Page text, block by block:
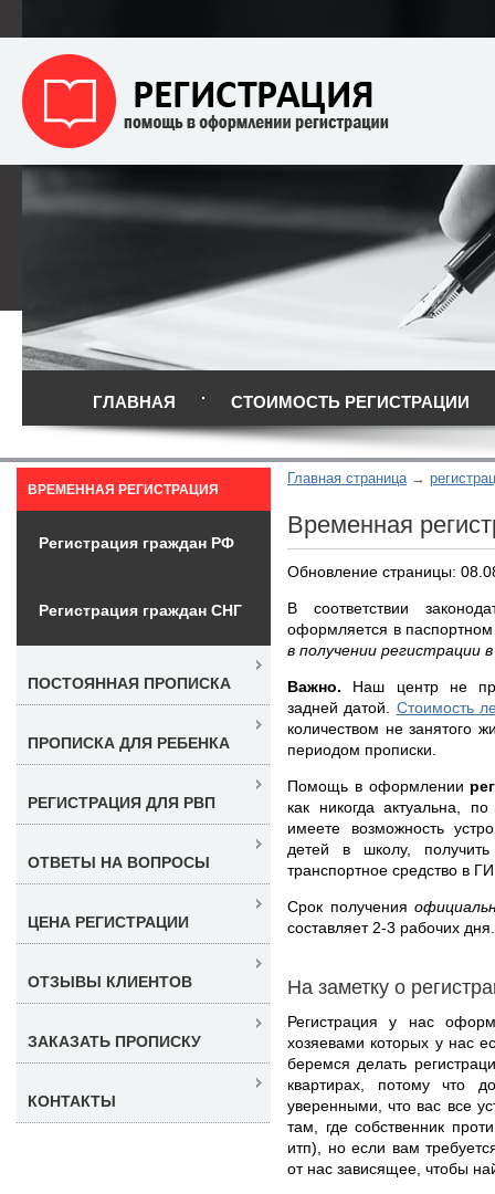
ГЛАВНАЯ СТОИМОСТЬ РЕГИСТРАЦИИ
Главная страница
Временная
Обновление страницы:
В соответствии
оформляется в
в получении регистрации
Важно. Наш центр не
задней датой. Стоимость
количеством не занятого
периодом прописки.
Помощь в оформлении
как никогда актуальна,
имеете возможность
детей в школу,
транспортное средство в
Срок получения
составляет 2-3 рабочих
На заметку о
Регистрация у нас
хозяевами которых у нас
беремся делать
квартирах, потому что
уверенными, что вас все
там, где собственник
итп), но если вам
от нас зависящее, чтобы
ВРЕМЕННАЯ РЕГИСТРАЦИЯ
Регистрация граждан РФ
Регистрация граждан СНГ
ПОСТОЯННАЯ ПРОПИСКА
ПРОПИСКА ДЛЯ РЕБЕНКА
РЕГИСТРАЦИЯ ДЛЯ РВП
ОТВЕТЫ НА ВОПРОСЫ
ЦЕНА РЕГИСТРАЦИИ
ОТЗЫВЫ КЛИЕНТОВ
ЗАКАЗАТЬ ПРОПИСКУ
КОНТАКТЫ